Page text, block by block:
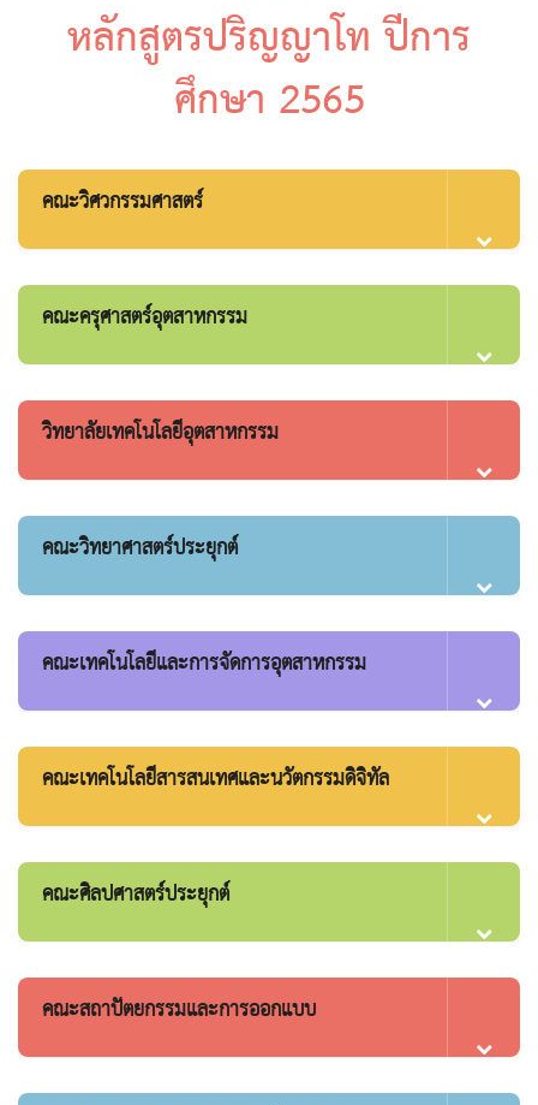
หลักสูตรปริญญาโท ปีการ
ศึกษา 2565
คณะวิศวกรรมศาสตร์
คณะครุศาสตร์อุตสาหกรรม
วิทยาลัยเทคโนโลยีอุตสาหกรรม
คณะวิทยาศาสตร์ประยุกต์
คณะเทคโนโลยีและการจัดการอุตสาหกรรม
คณะเทคโนโลยีสารสนเทศและนวัตกรรมดิจิทัล
คณะศิลปศาสตร์ประยุกต์
คณะสถาปัตยกรรมและการออกแบบ